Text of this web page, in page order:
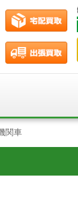
関車